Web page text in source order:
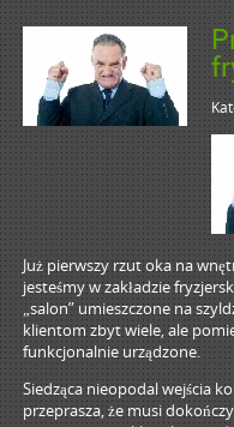
Już pierwszy rzut oka na
jesteśmy w zakładzie
„salon” umieszczone na
klientom zbyt wiele, ale
funkcjonalnie urządzone.
Siedząca nieopodal wejścia
przeprasza, że musi